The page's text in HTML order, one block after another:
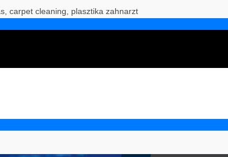
carpet cleaning, plasztika zahnarzt